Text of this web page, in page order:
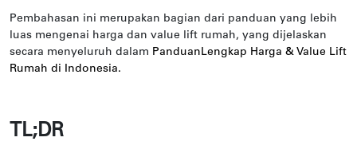
Pembahasan ini merupakan bagian dari panduan yang lebih
luas mengenai harga dan value lift rumah, yang dijelaskan
secara menyeluruh dalam PanduanLengkap Harga & Value Lift
Rumah di Indonesia.
TL;DR